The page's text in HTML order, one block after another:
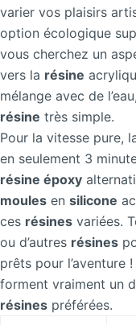
varier vos plaisirs
option écologique
vous cherchez un
vers la résine
mélange avec de
résine très simple.
Pour la vitesse pure,
en seulement 3
résine époxy
moules en silicone
ces résines variées.
ou d’autres résines
prêts pour l’aventure !
forment vraiment un
résines préférées.